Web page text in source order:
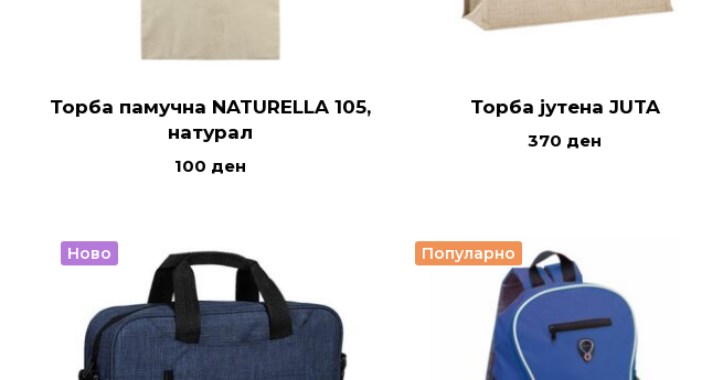
Торба памучна NATURELLA 105,
натурал
100 ден
Торба јутена JUTA
370 ден
Ново Популарно